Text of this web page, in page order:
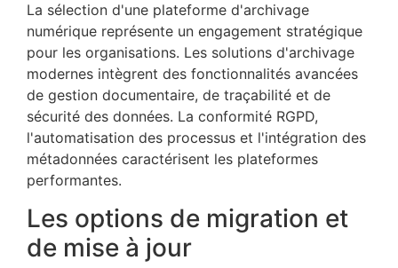
La sélection d'une plateforme d'archivage
numérique représente un engagement stratégique
pour les organisations. Les solutions d'archivage
modernes intègrent des fonctionnalités avancées
de gestion documentaire, de traçabilité et de
sécurité des données. La conformité RGPD,
l'automatisation des processus et l'intégration des
métadonnées caractérisent les plateformes
performantes.
Les options de migration et
de mise à jour